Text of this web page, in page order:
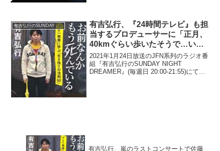
有吉弘行のSUNDAY NIGHT DREAMER
有吉弘行、『24時間テレビ』も担
当するプロデューサーに「正月、
40kmぐらい歩いたそうで…いつ
でもいけそうですね」と言われて
しまったと明かす
2021年1月24日放送のJFN系列のラジオ番
組『有吉弘行のSUNDAY NIGHT
DREAMER』(毎週日 20:00-21:55)にて、
有吉弘行、嵐のラストコンサートで佐藤